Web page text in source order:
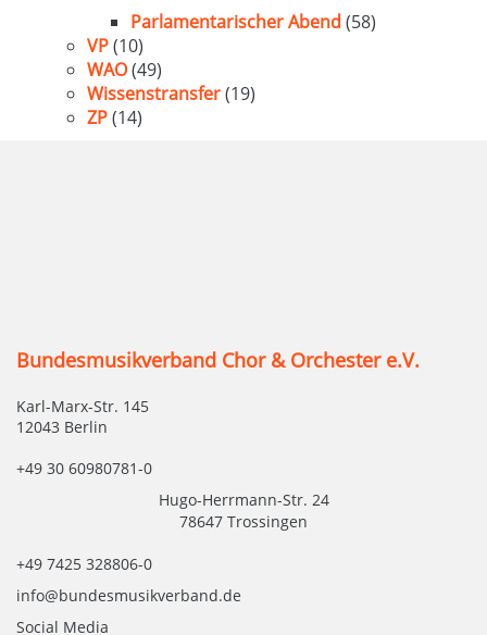
Parlamentarischer Abend (58)
VP(10)
WAO(49)
Wissenstransfer(19)
ZP(14)
Bundesmusikverband Chor & Orchester e.V.
Karl-Marx-Str. 145
12043 Berlin
+49 30 60980781-0
Hugo-Herrmann-Str. 24
78647 Trossingen
+49 7425 328806-0
info@bundesmusikverband.de
Social Media